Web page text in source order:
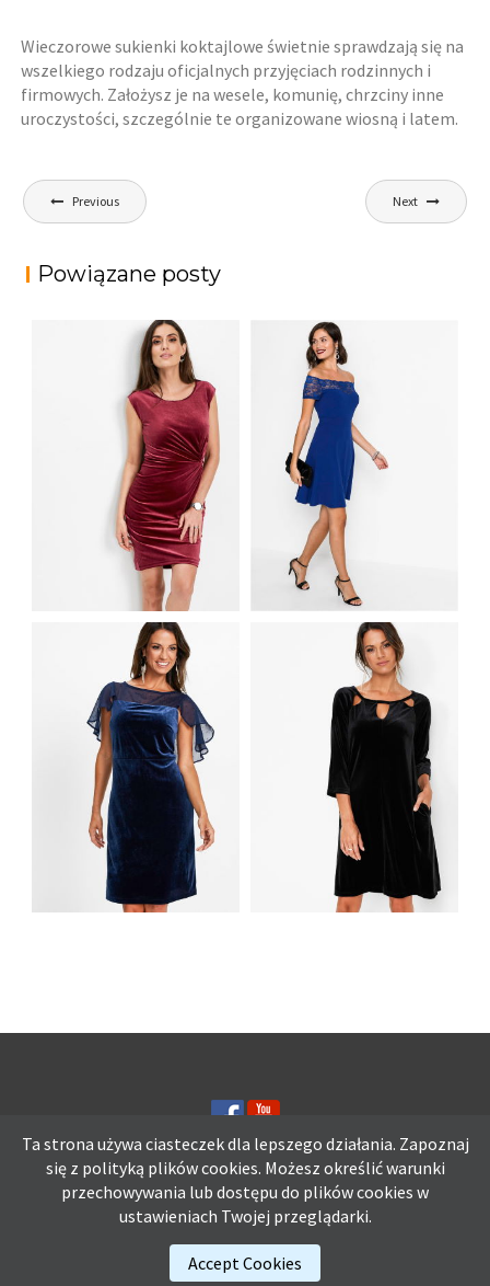
Wieczorowe sukienki koktajlowe świetnie sprawdzają się na
wszelkiego rodzaju oficjalnych przyjęciach rodzinnych i
firmowych. Założysz je na wesele, komunię, chrzciny inne
uroczystości, szczególnie te organizowane wiosną i latem.
Nawigacja
wpisu
Previous Next
Powiązane posty
KOKTAJLOWA
SUKIENKA ODKRYTE
RAMIONA NIEBIESKA
WIECZOROWA
CZERWONA
AKSAMITNA
Ta strona używa ciasteczek dla lepszego działania. Zapoznaj się z
cookies.Możesz określić warunki przechowywania lub
dostępu do plików cookies w ustawieniach Twojej przeglądarki.
Ta strona używa ciasteczek dla lepszego działania. Zapoznaj
się z polityką plikówcookies. Możesz określić warunki
przechowywania lub dostępu do plików cookies w
ustawieniach Twojej przeglądarki.
Accept Cookies